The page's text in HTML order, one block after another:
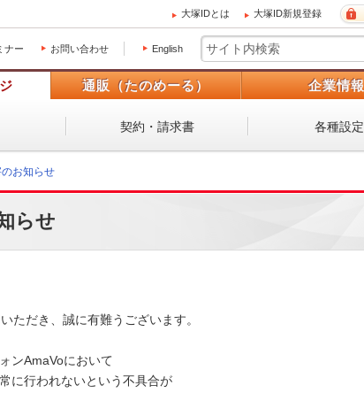
大塚IDとは 大塚ID新規登録
ナー お問い合わせ English
通販（たのめーる） 企業情報
契約・請求書 各種設定
お知らせ
らせ
ただき、誠に有難うございます。
ンAmaVoにおいて
に行われないという不具合が